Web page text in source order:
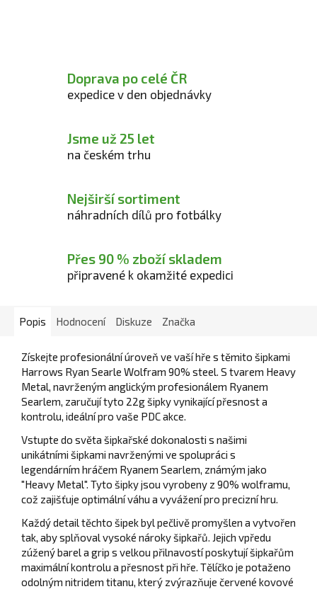
Doprava po celé ČR
expedice v den objednávky
Jsme už 25 let
na českém trhu
Nejširší sortiment
náhradních dílů pro fotbálky
Přes 90 % zboží skladem
připravené k okamžité expedici
Popis Hodnocení Diskuze Značka
Získejte profesionální úroveň ve vaší hře s těmito šipkami
Harrows Ryan Searle Wolfram 90% steel. S tvarem Heavy
Metal, navrženým anglickým profesionálem Ryanem
Searlem, zaručují tyto 22g šipky vynikající přesnost a
kontrolu, ideální pro vaše PDC akce.
Vstupte do světa šipkařské dokonalosti s našimi
unikátními šipkami navrženými ve spolupráci s
legendárním hráčem Ryanem Searlem, známým jako
"Heavy Metal". Tyto šipky jsou vyrobeny z 90% wolframu,
což zajišťuje optimální váhu a vyvážení pro precizní hru.
Každý detail těchto šipek byl pečlivě promyšlen a vytvořen
tak, aby splňoval vysoké nároky šipkařů. Jejich vpředu
zúžený barel a grip s velkou přilnavostí poskytují šipkařům
maximální kontrolu a přesnost při hře. Tělíčko je potaženo
odolným nitridem titanu, který zvýrazňuje červené kovové